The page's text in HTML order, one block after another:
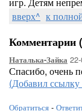
вверх^ к
Комментарии
Наталька-Зайка
Спасибо, очень
(Добавил ссылку
Обратиться -